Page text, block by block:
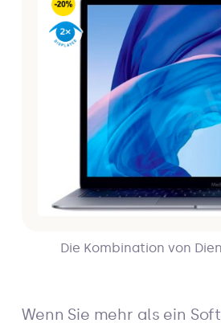
Die Kombination von
Wenn Sie mehr als ein